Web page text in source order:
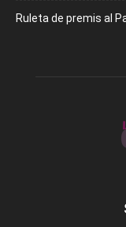
Ruleta de premis al